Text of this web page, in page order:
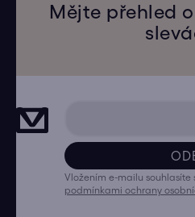
Mějte přehled
Vložením e-mailu souhlasíte
podmínkami ochrany